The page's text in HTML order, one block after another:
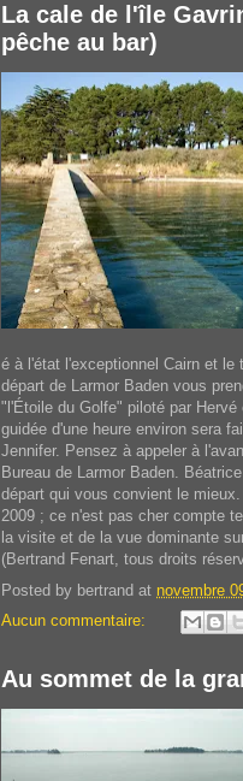
La cale de l'île
pêche au bar)
é à l'état l'exceptionnel Cairn et le
départ de Larmor Baden vous
"l'Étoile du Golfe" piloté par
guidée d'une heure environ sera
Jennifer. Pensez à appeler à
Bureau de Larmor Baden.
départ qui vous convient le
2009 ; ce n'est pas cher compte
la visite et de la vue dominante
(Bertrand Fenart, tous droits
Posted by bertrand at novembre
Aucun commentaire:
Au sommet de la